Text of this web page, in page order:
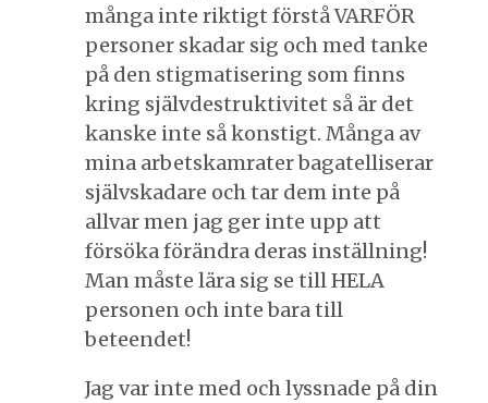
många inte riktigt förstå VARFÖR
personer skadar sig och med tanke
på den stigmatisering som finns
kring självdestruktivitet så är det
kanske inte så konstigt. Många av
mina arbetskamrater bagatelliserar
självskadare och tar dem inte på
allvar men jag ger inte upp att
försöka förändra deras inställning!
Man måste lära sig se till HELA
personen och inte bara till
beteendet!
Jag var inte med och lyssnade på din